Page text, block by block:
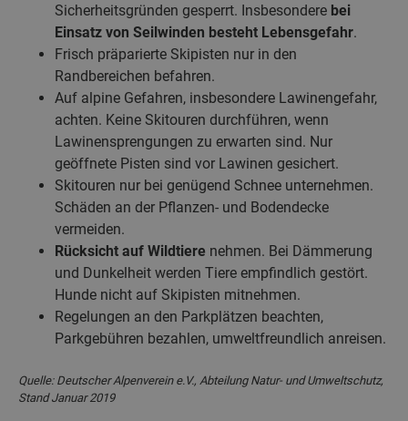
Sicherheitsgründen gesperrt. Insbesondere bei
Einsatz von Seilwinden besteht Lebensgefahr.
Frisch präparierte Skipisten nur in den
Randbereichen befahren.
Auf alpine Gefahren, insbesondere Lawinengefahr,
achten. Keine Skitouren durchführen, wenn
Lawinensprengungen zu erwarten sind. Nur
geöffnete Pisten sind vor Lawinen gesichert.
Skitouren nur bei genügend Schnee unternehmen.
Schäden an der Pflanzen- und Bodendecke
vermeiden.
Rücksicht auf Wildtiere nehmen. Bei Dämmerung
und Dunkelheit werden Tiere empfindlich gestört.
Hunde nicht auf Skipisten mitnehmen.
Regelungen an den Parkplätzen beachten,
Parkgebühren bezahlen, umweltfreundlich anreisen.
Quelle: Deutscher Alpenverein e.V., Abteilung Natur- und Umweltschutz,
Stand Januar 2019